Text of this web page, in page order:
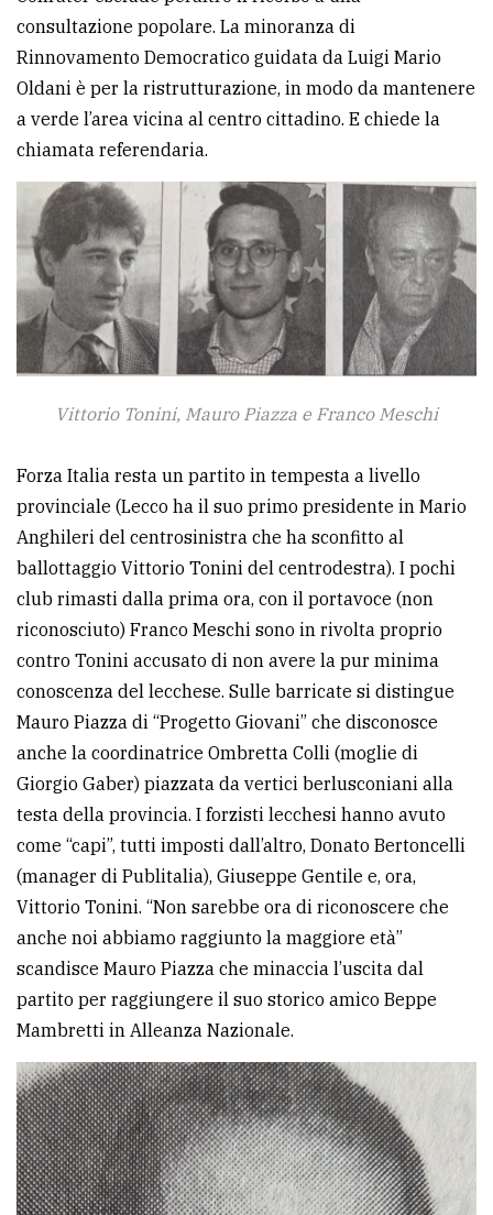
consultazione popolare. La minoranza di
Rinnovamento Democratico guidata da Luigi Mario
Oldani è per la ristrutturazione, in modo da mantenere
a verde l’area vicina al centro cittadino. E chiede la
chiamata referendaria.
Vittorio Tonini, Mauro Piazza e Franco Meschi
Forza Italia resta un partito in tempesta a livello
provinciale (Lecco ha il suo primo presidente in Mario
Anghileri del centrosinistra che ha sconfitto al
ballottaggio Vittorio Tonini del centrodestra). I pochi
club rimasti dalla prima ora, con il portavoce (non
riconosciuto) Franco Meschi sono in rivolta proprio
contro Tonini accusato di non avere la pur minima
conoscenza del lecchese. Sulle barricate si distingue
Mauro Piazza di “Progetto Giovani” che disconosce
anche la coordinatrice Ombretta Colli (moglie di
Giorgio Gaber) piazzata da vertici berlusconiani alla
testa della provincia. I forzisti lecchesi hanno avuto
come “capi”, tutti imposti dall’altro, Donato Bertoncelli
(manager di Publitalia), Giuseppe Gentile e, ora,
Vittorio Tonini. “Non sarebbe ora di riconoscere che
anche noi abbiamo raggiunto la maggiore età”
scandisce Mauro Piazza che minaccia l’uscita dal
partito per raggiungere il suo storico amico Beppe
Mambretti in Alleanza Nazionale.